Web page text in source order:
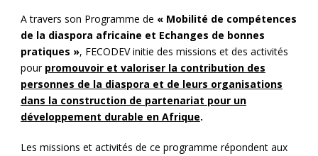
A travers son Programme de « Mobilité de compétences
de la diaspora africaine et Echanges de bonnes
pratiques », FECODEV initie des missions et des activités
pour promouvoir et valoriser la contribution des
personnes de la diaspora et de leurs organisations
dans la construction de partenariat pour un
développement durable en Afrique.
Les missions et activités de ce programme répondent aux